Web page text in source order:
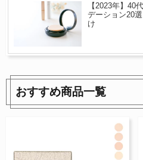
【2023年】40
デーション20
け
おすすめ商品一覧